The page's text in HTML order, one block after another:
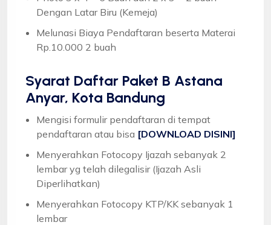
Dengan Latar Biru (Kemeja)
Melunasi Biaya Pendaftaran beserta Materai
Rp.10.000 2 buah
Syarat Daftar Paket B Astana
Anyar, Kota Bandung
Mengisi formulir pendaftaran di tempat
pendaftaran atau bisa [DOWNLOAD DISINI]
Menyerahkan Fotocopy Ijazah sebanyak 2
lembar yg telah dilegalisir (Ijazah Asli
Diperlihatkan)
Menyerahkan Fotocopy KTP/KK sebanyak 1
lembar